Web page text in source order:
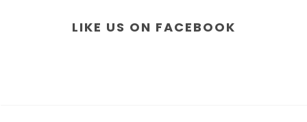
LIKE US ON FACEBOOK